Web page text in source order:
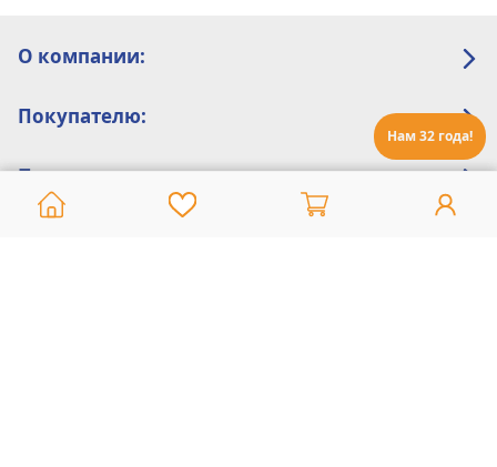
Нам 32 года!
О компании:
Покупателю:
Помощь: